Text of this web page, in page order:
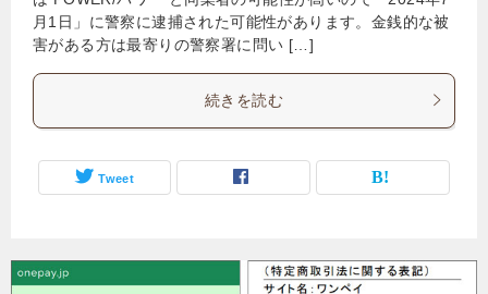
月1日」に警察に逮捕された可能性があります。金銭的な被
害がある方は最寄りの警察署に問い […]
続きを読む
Tweet